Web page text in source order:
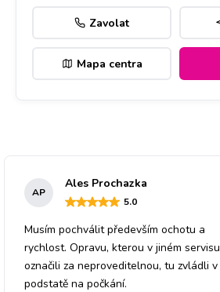
Zavolat
Mapa centra
AP
Ales Prochazka
5.0
Musím pochválit především ochotu a
rychlost. Opravu, kterou v jiném servisu
označili za neproveditelnou, tu zvládli v
podstatě na počkání.